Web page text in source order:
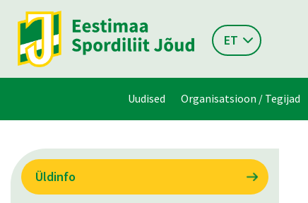
ET
Uudised Organisatsioon / Tegijad
Üldinfo